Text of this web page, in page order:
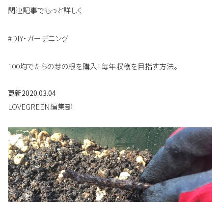
関連記事でもっと詳しく
#DIY・ガーデニング
100均でたらの芽の根を購入！毎年収穫を目指す方法。
更新2020.03.04
LOVEGREEN編集部